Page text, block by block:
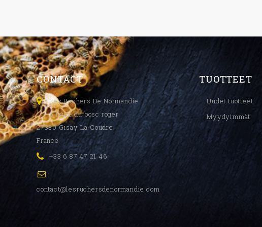
CONTACT
Les Ruchers De Normandie
6 route du bosc roger
27330 Gisay La Coudre
France
+33 6 87 47 21 46
contact@lesruchersdenormandie.com
TUOTTEET
Uudet tuotteet
Myydyimmät